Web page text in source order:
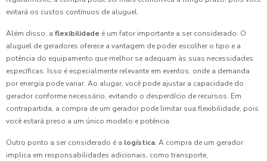
evitará os custos contínuos de aluguel.
Além disso, a flexibilidade é um fator importante a ser considerado. O
aluguel de geradores oferece a vantagem de poder escolher o tipo e a
potência do equipamento que melhor se adequam às suas necessidades
específicas. Isso é especialmente relevante em eventos, onde a demanda
por energia pode variar. Ao alugar, você pode ajustar a capacidade do
gerador conforme necessário, evitando o desperdício de recursos. Em
contrapartida, a compra de um gerador pode limitar sua flexibilidade, pois
você estará preso a um único modelo e potência.
Outro ponto a ser considerado é a logística. A compra de um gerador
implica em responsabilidades adicionais, como transporte,